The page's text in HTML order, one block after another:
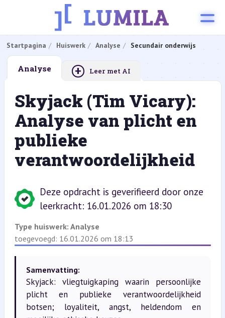
Startpagina Huiswerk Analyse Secundair onderwijs
Analyse + Leer met AI
Skyjack (Tim Vicary):
Analyse van plicht en
publieke
verantwoordelijkheid
Deze opdracht is geverifieerd door onze
leerkracht: 16.01.2026 om 18:30
Type huiswerk: Analyse
toegevoegd: 16.01.2026 om 18:13
Samenvatting:
Skyjack: vliegtuigkaping waarin persoonlijke
plicht en publieke verantwoordelijkheid
botsen; loyaliteit, angst, heldendom en